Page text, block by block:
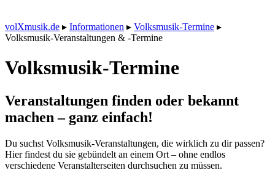
volXmusik.de ▸ Informationen ▸ Volksmusik-Termine ▸
Volksmusik-Veranstaltungen & -Termine
Volksmusik-Termine
Veranstaltungen finden oder bekannt
machen – ganz einfach!
Du suchst Volksmusik-Veranstaltungen, die wirklich zu dir passen?
Hier findest du sie gebündelt an einem Ort – ohne endlos
verschiedene Veranstalterseiten durchsuchen zu müssen.